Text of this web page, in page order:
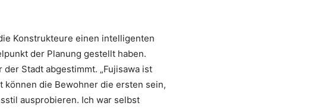
Konstrukteure einen intelligenten
der Planung gestellt haben.
Stadt abgestimmt. „Fujisawa ist
können die Bewohner die ersten sein,
ausprobieren. Ich war selbst